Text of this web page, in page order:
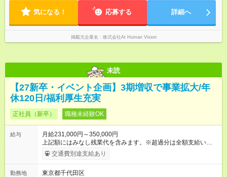
形態：本採用時と同じです。 給与：月給 224,000円 ～ 330,000
円 上記額にはみなし残業代を含みます。※超過分は全額支給い
たします。 みなし残業代 24,000円 ～ 34,000円／月 みなし残業
先に より異なります。 ※＜シフト例＞ 10:00～19:00／11:00
～20:00
気になる！ 応募する 詳細へ
掲載元企業名 株式会社At Human Vision
未読
【27新卒・イベント企画】3期増収で事業拡大/年
休120日/福利厚生充実
正社員（新卒） 職種未経験OK
給与
月給231,000円～350,000円
上記額にはみなし残業代を含みます。※超過分は全額支給いたし
ます。 みなし残業代 24,000円 ～ 37,000円／月 みなし残業時
間 15時間／月 【給与】 月給： 大卒・院卒 ：243，000
（固定残業代 24，000円） 賞与：年２回 （業績連動型） 昇
交通費別途支給あり
勤務地 東京都千代田区